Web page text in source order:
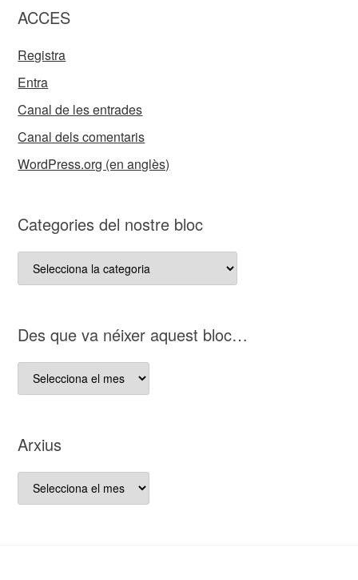
ACCES
Registra
Entra
Canal de les entrades
Canal dels comentaris
WordPress.org (en anglès)
Categories del nostre bloc
Categories
del
D es que va néixer aquest bloc…
D es
que
aquest
bloc…
Arxius
Arxius